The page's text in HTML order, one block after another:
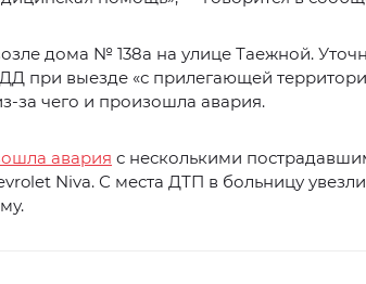
дома № 138а на улице Таежной.
при выезде «с прилегающей
за чего и произошла авария.
авария с несколькими
Niva. С места ДТП в больницу увезли